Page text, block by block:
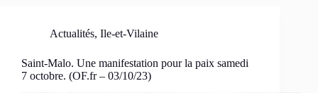
Actualités, Ile-et-Vilaine
Saint-Malo. Une manifestation pour la paix samedi
7 octobre. (OF.fr – 03/10/23)